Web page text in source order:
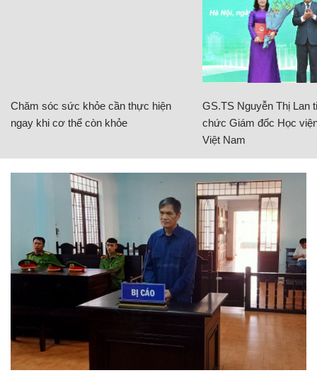
Chăm sóc sức khỏe cần thực hiện
ngay khi cơ thể còn khỏe
GS.TS Nguyễn Thị Lan
chức Giám đốc Học
Việt Nam